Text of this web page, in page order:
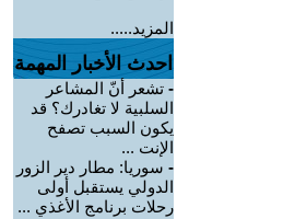
المزيد.....
احدث الأخبار المهمة
- تشعر أنّ المشاعر
السلبية لا تغادرك؟ قد
يكون السبب تصفح
الإنت ...
- سوريا: مطار دير الزور
الدولي يستقبل أولى
رحلات برنامج الأغذي ...